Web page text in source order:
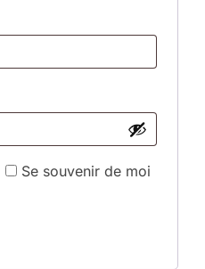
Se souvenir de moi